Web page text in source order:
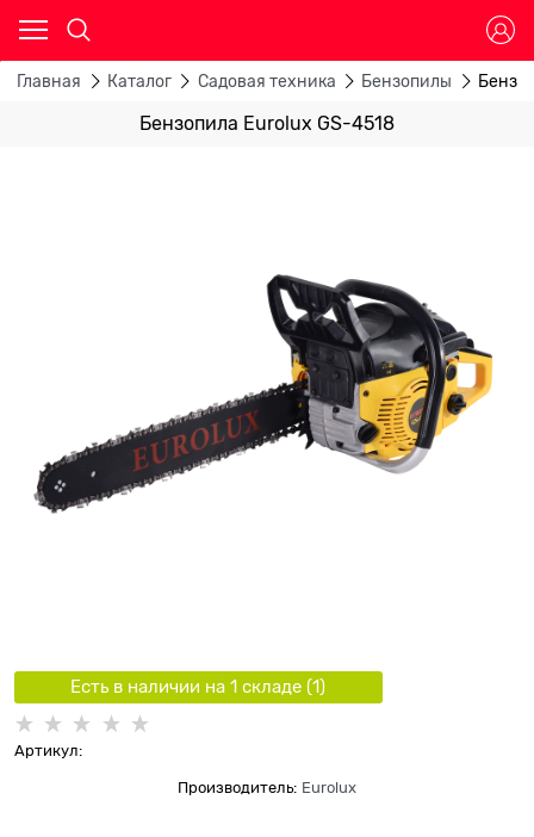
Главная Каталог Садовая техника Бензопилы
Бензопила Eurolux GS-4518
Есть в наличии на 1 складe (1)
Артикул:
Производитель: Eurolux